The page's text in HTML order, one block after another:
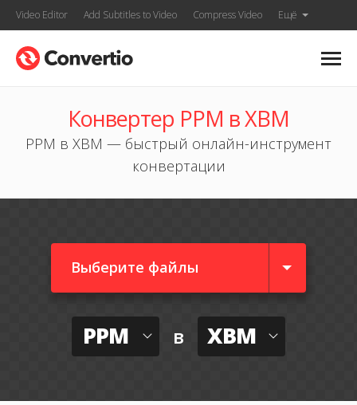
Video Editor Add Subtitles to Video Compress Video Ещё
Конвертер PPM в XBM
PPM в XBM — быстрый онлайн-инструмент
конвертации
Выберите файлы
PPM в XBM